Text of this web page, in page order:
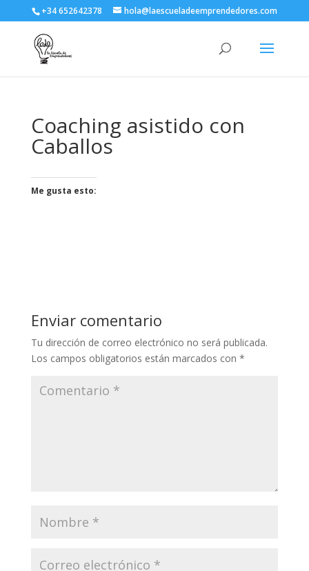
+34 652642378 hola@laescueladeemprendedores.com
Coaching asistido con
Caballos
Me gusta esto:
Enviar comentario
Tu dirección de correo electrónico no será publicada.
Los campos obligatorios están marcados con *